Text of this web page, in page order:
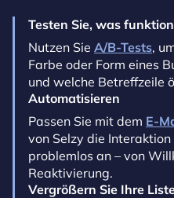
Testen Sie, was
Nutzen Sie A/B-Tests,
Farbe oder Form eines
und welche Betreffzeile
Automatisieren
Passen Sie mit dem E-
von Selzy die
problemlos an – von
Reaktivierung.
Vergrößern Sie Ihre